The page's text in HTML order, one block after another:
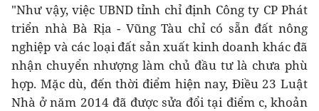
"Như vậy, việc UBND tỉnh chỉ định Công ty CP Phát
triển nhà Bà Rịa - Vũng Tàu chỉ có sẵn đất nông
nghiệp và các loại đất sản xuất kinh doanh khác đã
nhận chuyển nhượng làm chủ đầu tư là chưa phù
hợp. Mặc dù, đến thời điểm hiện nay, Điều 23 Luật
Nhà ở năm 2014 đã được sửa đổi tại điểm c, khoản